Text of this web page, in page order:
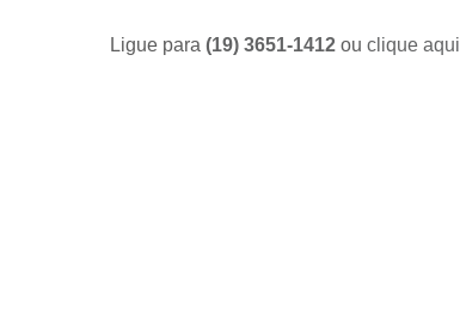
Ligue para (19) 3651-1412 ou clique aqui